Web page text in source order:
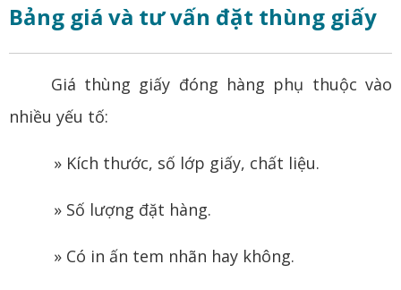
Bảng giá và tư vấn đặt thùng giấy
Giá thùng giấy đóng hàng phụ thuộc vào
nhiều yếu tố:
» Kích thước, số lớp giấy, chất liệu.
» Số lượng đặt hàng.
» Có in ấn tem nhãn hay không.